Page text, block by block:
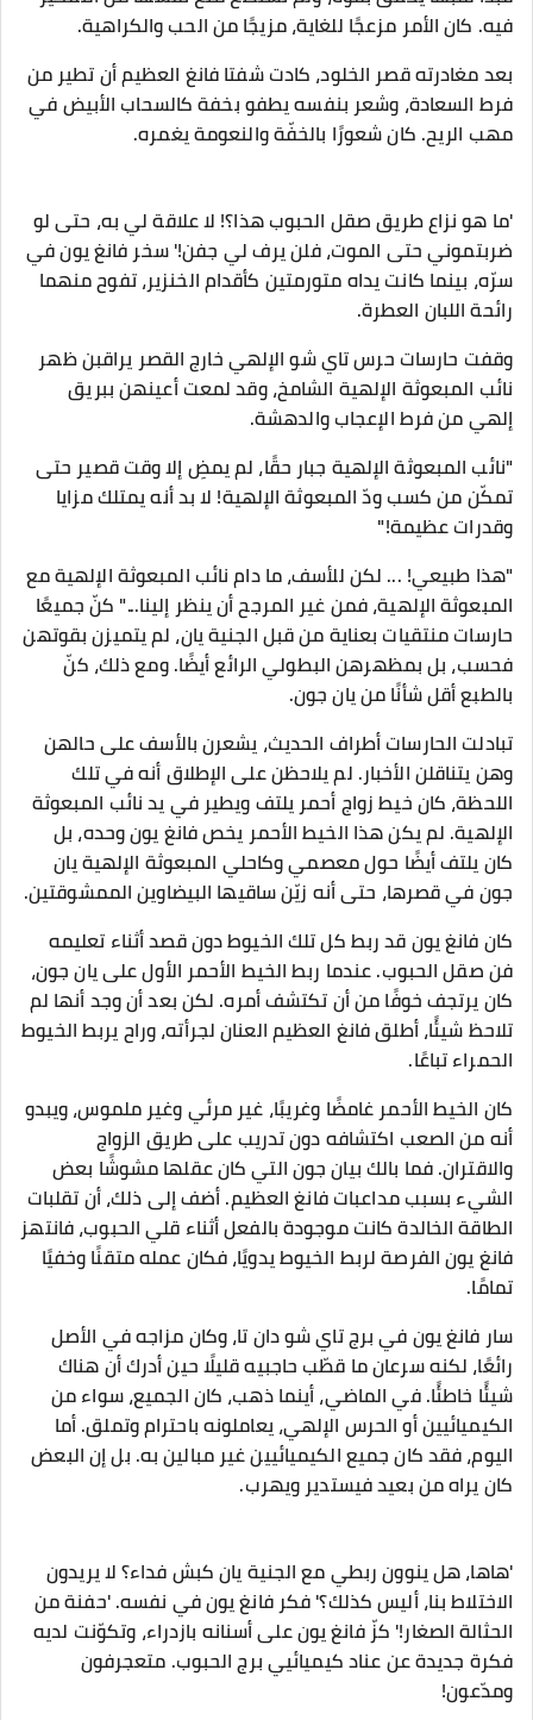
فيه. كان الأمر مزعجًا للغاية، مزيجًا من الحب والكراهية.
بعد مغادرته قصر الخلود، كادت شفتا فانغ العظيم أن تطير من
فرط السعادة، وشعر بنفسه يطفو بخفة كالسحاب الأبيض في
مهب الريح. كان شعورًا بالخفّة والنعومة يغمره.
'ما هو نزاع طريق صقل الحبوب هذا؟! لا علاقة لي به، حتى لو
ضربتموني حتى الموت، فلن يرف لي جفن!' سخر فانغ يون في
سرّه، بينما كانت يداه متورمتين كأقدام الخنزير، تفوح منهما
رائحة اللبان العطرة.
وقفت حارسات حرس تاي شو الإلهي خارج القصر يراقبن ظهر
نائب المبعوثة الإلهية الشامخ، وقد لمعت أعينهن ببريق
إلهي من فرط الإعجاب والدهشة.
"نائب المبعوثة الإلهية جبار حقًا، لم يمضِ إلا وقت قصير حتى
تمكّن من كسب ودّ المبعوثة الإلهية! لا بد أنه يمتلك مزايا
وقدرات عظيمة!"
"هذا طبيعي! ... لكن للأسف، ما دام نائب المبعوثة الإلهية مع
المبعوثة الإلهية، فمن غير المرجح أن ينظر إلينا..." كنّ جميعًا
حارسات منتقيات بعناية من قبل الجنية يان، لم يتميزن بقوتهن
فحسب، بل بمظهرهن البطولي الرائع أيضًا. ومع ذلك، كنّ
بالطبع أقل شأنًا من يان جون.
تبادلت الحارسات أطراف الحديث، يشعرن بالأسف على حالهن
وهن يتناقلن الأخبار. لم يلاحظن على الإطلاق أنه في تلك
اللحظة، كان خيط زواج أحمر يلتف ويطير في يد نائب المبعوثة
الإلهية. لم يكن هذا الخيط الأحمر يخص فانغ يون وحده، بل
كان يلتف أيضًا حول معصمي وكاحلي المبعوثة الإلهية يان
جون في قصرها، حتى أنه زيّن ساقيها البيضاوين الممشوقتين.
كان فانغ يون قد ربط كل تلك الخيوط دون قصد أثناء تعليمه
فن صقل الحبوب. عندما ربط الخيط الأحمر الأول على يان جون،
كان يرتجف خوفًا من أن تكتشف أمره. لكن بعد أن وجد أنها لم
تلاحظ شيئًا، أطلق فانغ العظيم العنان لجرأته، وراح يربط الخيوط
الحمراء تباعًا.
كان الخيط الأحمر غامضًا وغريبًا، غير مرئي وغير ملموس، ويبدو
أنه من الصعب اكتشافه دون تدريب على طريق الزواج
والاقتران. فما بالك بيان جون التي كان عقلها مشوشًا بعض
الشيء بسبب مداعبات فانغ العظيم. أضف إلى ذلك، أن تقلبات
الطاقة الخالدة كانت موجودة بالفعل أثناء قلي الحبوب، فانتهز
فانغ يون الفرصة لربط الخيوط يدويًا، فكان عمله متقنًا وخفيًا
تمامًا.
سار فانغ يون في برج تاي شو دان تا، وكان مزاجه في الأصل
رائعًا، لكنه سرعان ما قطّب حاجبيه قليلًا حين أدرك أن هناك
شيئًا خاطئًا. في الماضي، أينما ذهب، كان الجميع، سواء من
الكيميائيين أو الحرس الإلهي، يعاملونه باحترام وتملق. أما
اليوم، فقد كان جميع الكيميائيين غير مبالين به. بل إن البعض
كان يراه من بعيد فيستدير ويهرب.
'هاها، هل ينوون ربطي مع الجنية يان كبش فداء؟ لا يريدون
الاختلاط بنا، أليس كذلك؟' فكر فانغ يون في نفسه. 'حفنة من
الحثالة الصغار!' كزّ فانغ يون على أسنانه بازدراء، وتكوّنت لديه
فكرة جديدة عن عناد كيميائيي برج الحبوب. متعجرفون
ومدّعون!